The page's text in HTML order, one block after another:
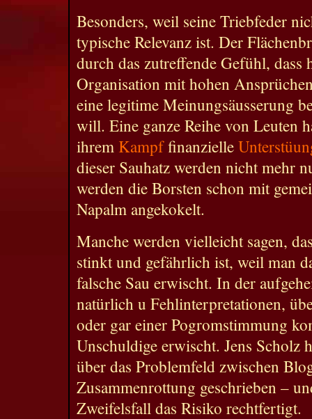
Besonders, weil seine Triebfeder
typische Relevanz ist. Der
durch das zutreffende Gefühl, dass
Organisation mit hohen
eine legitime Meinungsäusserung
will. Eine ganze Reihe von Leuten
ihrem Kampffinanzielle
dieser Sauhatz werden nicht mehr
werden die Borsten schon mit
Napalm angekokelt.
Manche werden vielleicht sagen,
stinkt und gefährlich ist, weil man
falsche Sau erwischt. In der
natürlich u Fehlinterpretationen,
oder gar einer Pogromstimmung
Unschuldige erwischt. Jens Scholz
über das Problemfeld zwischen
Zusammenrottung geschrieben –
Zweifelsfall das Risiko rechtfertigt.